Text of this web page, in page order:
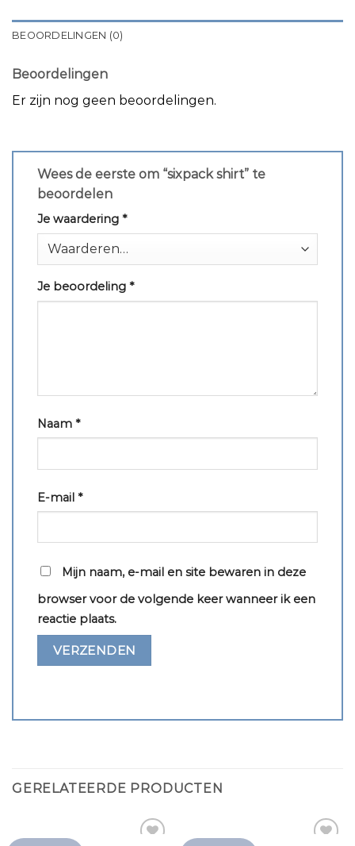
BEOORDELINGEN (0)
Beoordelingen
Er zijn nog geen beoordelingen.
Wees de eerste om “sixpack shirt” te
beoordelen
Je waardering *
Je beoordeling *
Naam *
E-mail *
Mijn naam, e-mail en site bewaren in deze
browser voor de volgende keer wanneer ik een
reactie plaats.
GERELATEERDE PRODUCTEN